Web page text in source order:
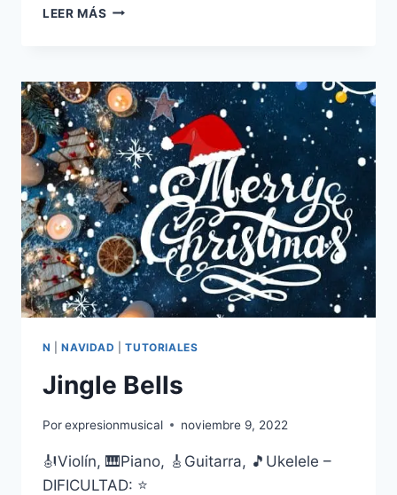
LEER MÁS JINGLE
N |NAVIDAD |TUTORIALES
Jingle Bells
Porexpresionmusical noviembre 9, 2022
🎻Violín, 🎹Piano, 🎸Guitarra, 🎵Ukelele –
DIFICULTAD: ⭐